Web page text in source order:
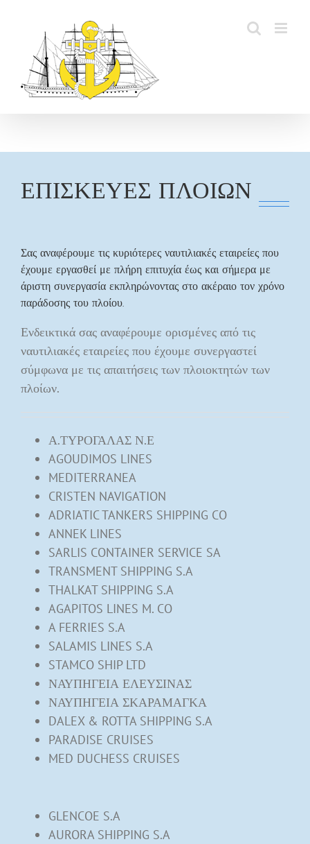
content
ΕΠΙΣΚΕΥΕΣ ΠΛΟΙΩΝ
Σας αναφέρουμε τις κυριότερες ναυτιλιακές εταιρείες που
έχουμε εργασθεί με πλήρη επιτυχία έως και σήμερα με
άριστη συνεργασία εκπληρώνοντας στο ακέραιο τον χρόνο
παράδοσης του πλοίου.
Ενδεικτικά σας αναφέρουμε ορισμένες από τις
ναυτιλιακές εταιρείες που έχουμε συνεργαστεί
σύμφωνα με τις απαιτήσεις των πλοιοκτητών των
πλοίων.
Α.ΤΥΡΟΓΑΛΑΣ Ν.Ε
AGOUDIMOS LINES
MEDITERRANEA
CRISTEN NAVIGATION
ADRIATIC TANKERS SHIPPING CO
ANNEK LINES
SARLIS CONTAINER SERVICE SA
TRANSMENT SHIPPING S.A
THALKAT SHIPPING S.A
AGAPITOS LINES M. CO
A FERRIES S.A
SALAMIS LINES S.A
STAMCO SHIP LTD
ΝΑΥΠΗΓΕΙΑ ΕΛΕΥΣΙΝΑΣ
ΝΑΥΠΗΓΕΙΑ ΣΚΑΡΑΜΑΓΚΑ
DALEX & ROTTA SHIPPING S.A
PARADISE CRUISES
MED DUCHESS CRUISES
GLENCOE S.A
AURORA SHIPPING S.A